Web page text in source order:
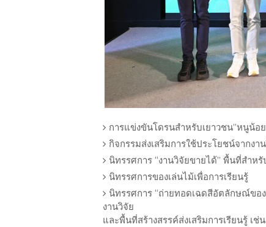
การแข่งขันโดรนสำหรับเยาวชน”หนูน้อย
กิจกรรมส่งเสริมการใช้ประโยชน์จากงา
นิทรรศการ “งานวิจัยขายได้” พื้นที่สำ
นิทรรศการของเล่นไม้เพื่อการเรียนรู้
นิทรรศการ “ถ่ายทอดเฉดสีอัตลักษณ์ขอ
งานวิจัย
และพื้นที่สร้างสรรค์ส่งเสริมการเรียนรู้ เช่น